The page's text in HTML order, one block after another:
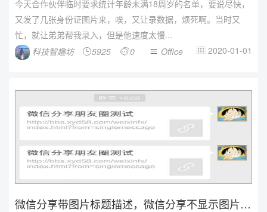
今天合作伙伴临时要求统计年龄未满18周岁的名单，要说尽快，
又发了几张身份证图片来，唉，又让录数据，烦死啊。当时又
忙，就让弟弟帮我录入，但是他速度太慢...
科技智趣坊
5925 0  Office  2020-01-01
微信分享带图片标题描述，微信分享不显示图片问